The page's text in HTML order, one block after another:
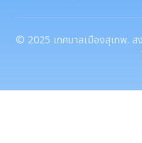
เอกสารประชาสัม
เอกสารดาวน์โหลด:
แบบบัญชีรายการ
แบบบัญชีรายการ
แบบฟอร์มการรับฟังค
© 2025 เทศบาลเมืองสุเทพ.